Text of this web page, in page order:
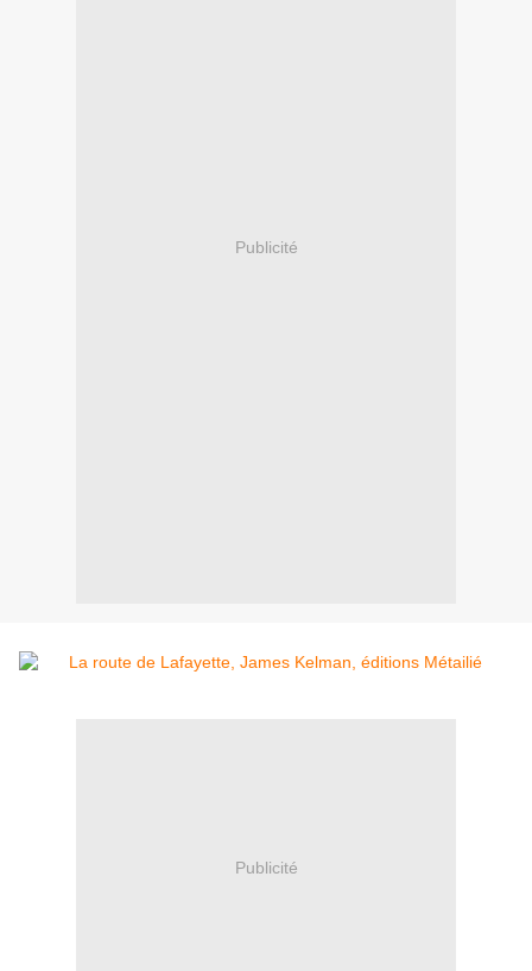
Publicité
Publicité